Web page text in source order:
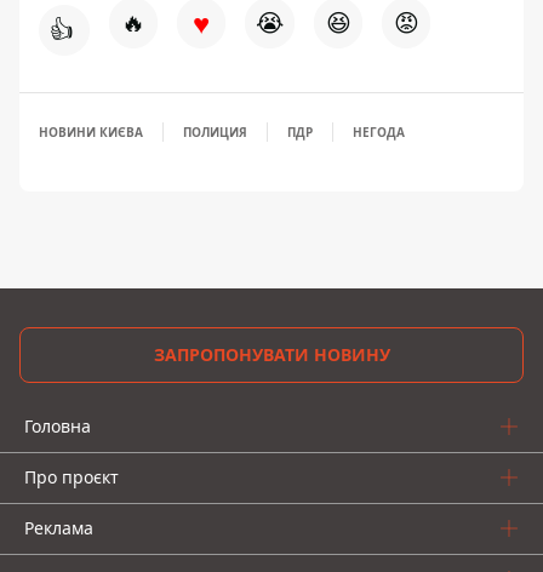
👍 🔥 ♥ 😭 😆 😡
НОВИНИ КИЄВА ПОЛИЦИЯ ПДР НЕГОДА
ЗАПРОПОНУВАТИ НОВИНУ
Головна
Про проєкт
Реклама